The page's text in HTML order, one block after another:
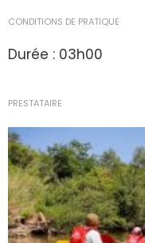
CONDITIONS DE PRATIQUE
Durée : 03h00
PRESTATAIRE